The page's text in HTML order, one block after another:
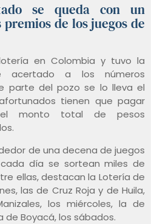
se queda con un
de los juegos de
en Colombia y tuvo la
acertado a los números
parte del pozo se lo lleva el
tienen que pagar
monto total de pesos
de una decena de juegos
día se sortean miles de
ellas, destacan la Lotería de
las de Cruz Roja y de Huila,
los miércoles, la de
de Boyacá, los sábados.